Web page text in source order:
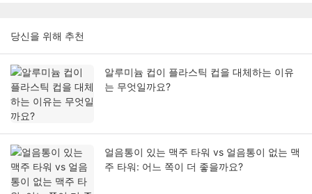
당신을 위해 추천
알루미늄 컵이 플라스틱 컵을 대체하는 이유
는 무엇일까요?
얼음통이 있는 맥주 타워 vs 얼음통이 없는 맥
주 타워: 어느 쪽이 더 좋을까요?